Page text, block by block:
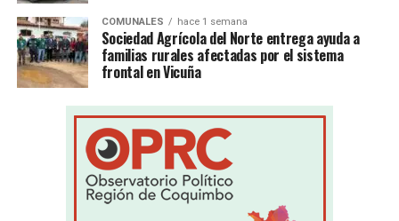
COMUNALES hace 1 semana
Sociedad Agrícola del Norte entrega ayuda a
familias rurales afectadas por el sistema
frontal en Vicuña